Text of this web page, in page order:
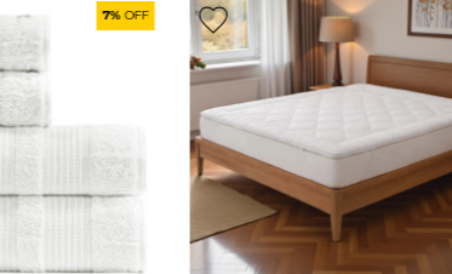
7%OFF